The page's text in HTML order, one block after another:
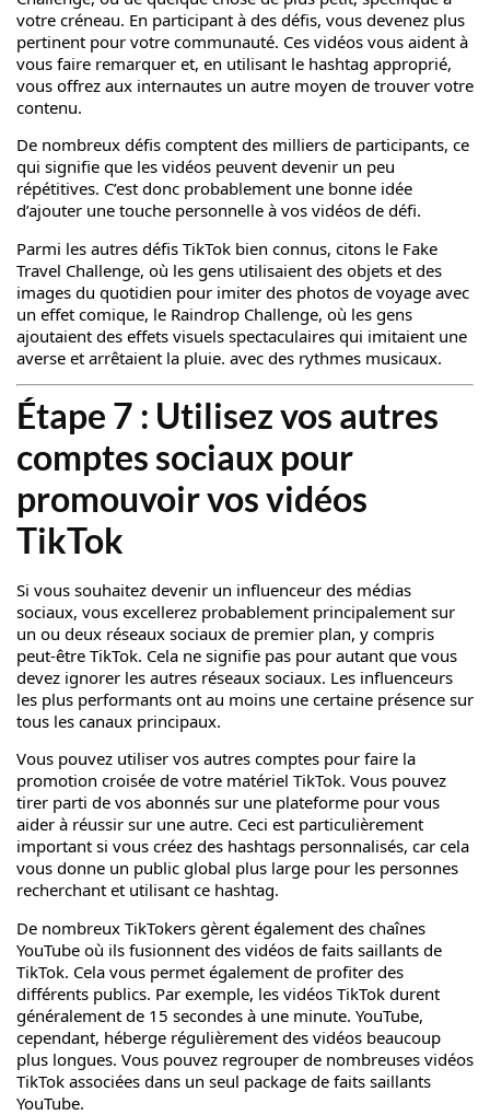
votre créneau. En participant à des défis, vous devenez plus
pertinent pour votre communauté. Ces vidéos vous aident à
vous faire remarquer et, en utilisant le hashtag approprié,
vous offrez aux internautes un autre moyen de trouver votre
contenu.
De nombreux défis comptent des milliers de participants, ce
qui signifie que les vidéos peuvent devenir un peu
répétitives. C’est donc probablement une bonne idée
d’ajouter une touche personnelle à vos vidéos de défi.
Parmi les autres défis TikTok bien connus, citons le Fake
Travel Challenge, où les gens utilisaient des objets et des
images du quotidien pour imiter des photos de voyage avec
un effet comique, le Raindrop Challenge, où les gens
ajoutaient des effets visuels spectaculaires qui imitaient une
averse et arrêtaient la pluie. avec des rythmes musicaux.
Étape 7 : Utilisez vos autres
comptes sociaux pour
promouvoir vos vidéos
TikTok
Si vous souhaitez devenir un influenceur des médias
sociaux, vous excellerez probablement principalement sur
un ou deux réseaux sociaux de premier plan, y compris
peut-être TikTok. Cela ne signifie pas pour autant que vous
devez ignorer les autres réseaux sociaux. Les influenceurs
les plus performants ont au moins une certaine présence sur
tous les canaux principaux.
Vous pouvez utiliser vos autres comptes pour faire la
promotion croisée de votre matériel TikTok. Vous pouvez
tirer parti de vos abonnés sur une plateforme pour vous
aider à réussir sur une autre. Ceci est particulièrement
important si vous créez des hashtags personnalisés, car cela
vous donne un public global plus large pour les personnes
recherchant et utilisant ce hashtag.
De nombreux TikTokers gèrent également des chaînes
YouTube où ils fusionnent des vidéos de faits saillants de
TikTok. Cela vous permet également de profiter des
différents publics. Par exemple, les vidéos TikTok durent
généralement de 15 secondes à une minute. YouTube,
cependant, héberge régulièrement des vidéos beaucoup
plus longues. Vous pouvez regrouper de nombreuses vidéos
TikTok associées dans un seul package de faits saillants
YouTube.